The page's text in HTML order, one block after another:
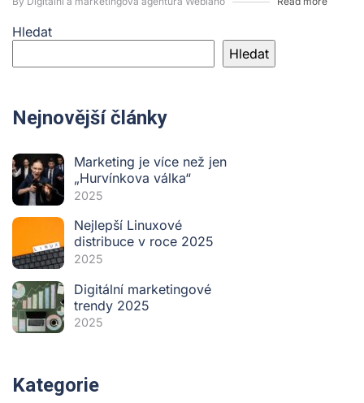
Hledat
Hledat
Nejnovější články
Marketing je více než jen
„Hurvínkova válka“
2025
Nejlepší Linuxové
distribuce v roce 2025
2025
Digitální marketingové
trendy 2025
2025
Kategorie